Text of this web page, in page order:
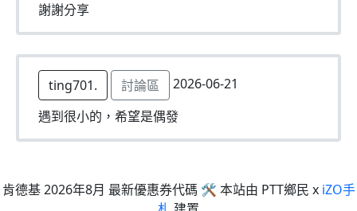
謝謝分享
ting701. 討論區
2026-06-21
遇到很小的，希望是偶發
肯德基 2026年8月 最新優惠券代碼 🛠 本站由 PTT鄉民 x iZO手